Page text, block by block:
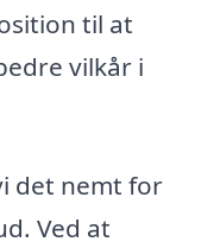
til at
vilkår i
det nemt for
Ved at